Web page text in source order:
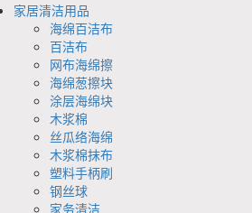
家居清洁用品
海绵百洁布
百洁布
网布海绵擦
海绵葱擦块
涂层海绵块
木浆棉
丝瓜络海绵
木浆棉抹布
塑料手柄刷
钢丝球
家务清洁